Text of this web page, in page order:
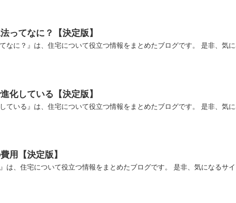
ってなに？【決定版】
なに？』は、住宅について役立つ情報をまとめたブログです。 是非、気
化している【決定版】
ている』は、住宅について役立つ情報をまとめたブログです。 是非、気
用【決定版】
は、住宅について役立つ情報をまとめたブログです。 是非、気になるサ